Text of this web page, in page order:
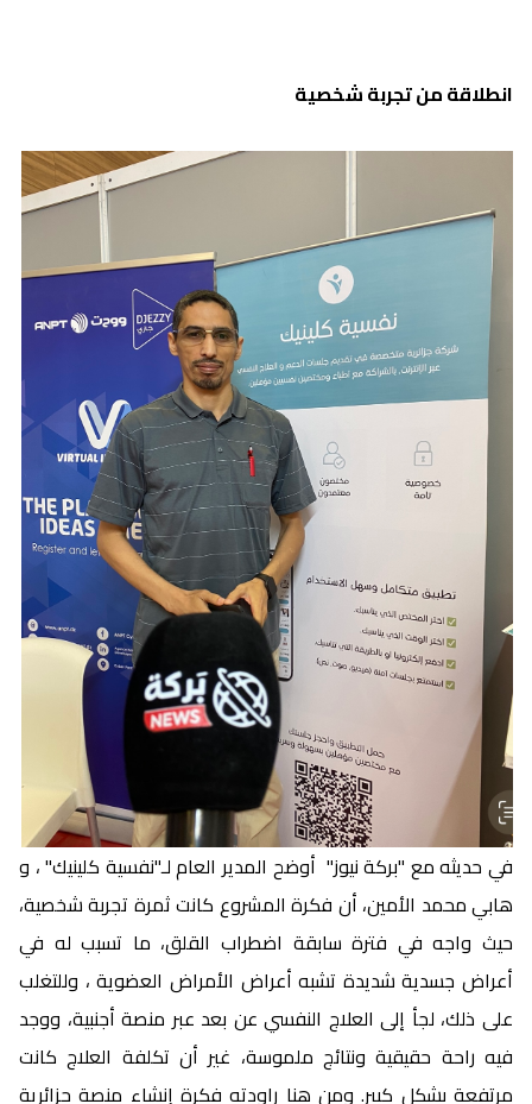
انطلاقة من تجربة شخصية
في حديثه مع "بركة نيوز" أوضح المدير العام لـ"نفسية كلينيك" ، و
هابي محمد الأمين، أن فكرة المشروع كانت ثمرة تجربة شخصية،
حيث واجه في فترة سابقة اضطراب القلق، ما تسبب له في
أعراض جسدية شديدة تشبه أعراض الأمراض العضوية ، وللتغلب
على ذلك، لجأ إلى العلاج النفسي عن بعد عبر منصة أجنبية، ووجد
فيه راحة حقيقية ونتائج ملموسة، غير أن تكلفة العلاج كانت
مرتفعة بشكل كبير. ومن هنا راودته فكرة إنشاء منصة جزائرية